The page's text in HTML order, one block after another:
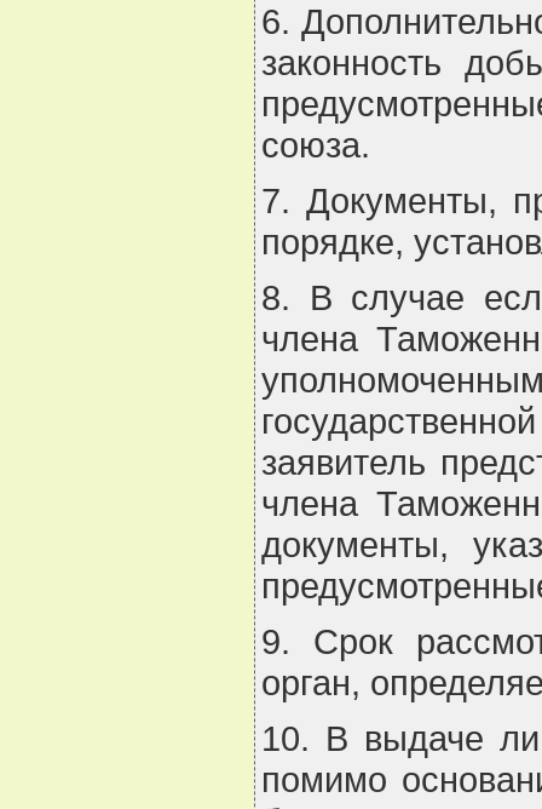
6.
законность
союза.
7. Документы,
порядке,
8. В случае
члена
заявитель
члена
документы,
9. Срок
орган,
10. В выдаче
помимо